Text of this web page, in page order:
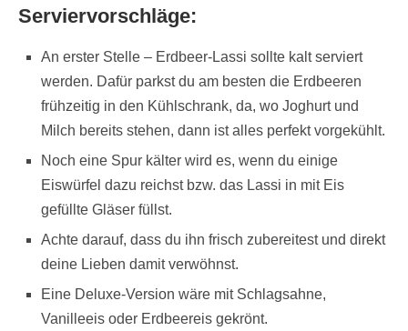
Serviervorschläge:
An erster Stelle – Erdbeer-Lassi sollte kalt serviert
werden. Dafür parkst du am besten die Erdbeeren
frühzeitig in den Kühlschrank, da, wo Joghurt und
Milch bereits stehen, dann ist alles perfekt vorgekühlt.
Noch eine Spur kälter wird es, wenn du einige
Eiswürfel dazu reichst bzw. das Lassi in mit Eis
gefüllte Gläser füllst.
Achte darauf, dass du ihn frisch zubereitest und direkt
deine Lieben damit verwöhnst.
Eine Deluxe-Version wäre mit Schlagsahne,
Vanilleeis oder Erdbeereis gekrönt.